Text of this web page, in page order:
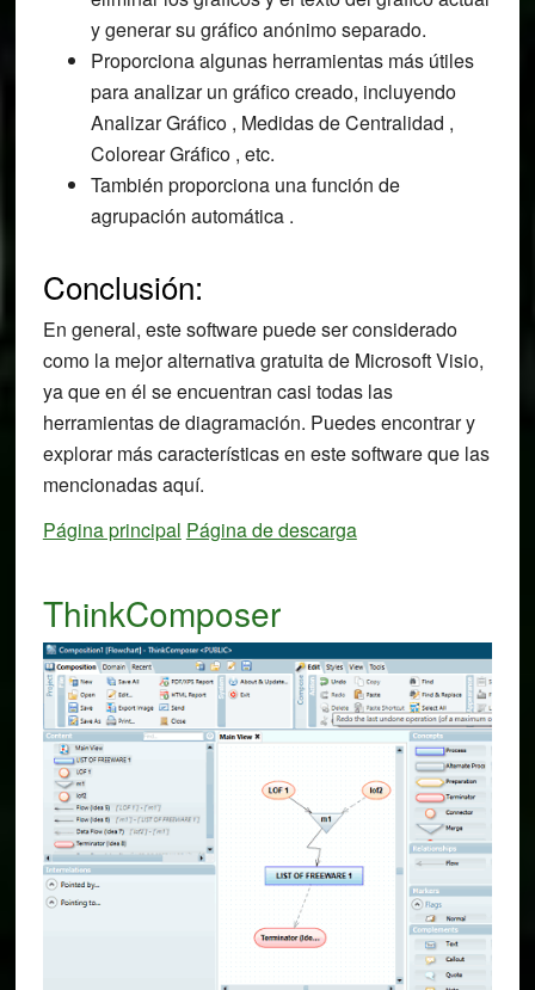
y generar su gráfico anónimo separado.
Proporciona algunas herramientas más útiles
para analizar un gráfico creado, incluyendo
Analizar Gráfico , Medidas de Centralidad ,
Colorear Gráfico , etc.
También proporciona una función de
agrupación automática .
Conclusión:
En general, este software puede ser considerado
como la mejor alternativa gratuita de Microsoft Visio,
ya que en él se encuentran casi todas las
herramientas de diagramación. Puedes encontrar y
explorar más características en este software que las
mencionadas aquí.
Página principal Página de descarga
ThinkComposer